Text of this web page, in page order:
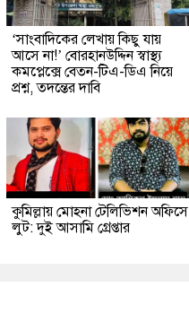
‘সাংবাদিকের লেখায় কিছু যায়
আসে না!’ বোরহানউদ্দিন স্বাস্থ্য
কমপ্লেক্সে বেতন-টিএ-ডিএ নিয়ে
প্রশ্ন, তদন্তের দাবি
কুমিল্লায় মোহনা টেলিভিশন অফিসে
লুট: দুই আসামি গ্রেপ্তার